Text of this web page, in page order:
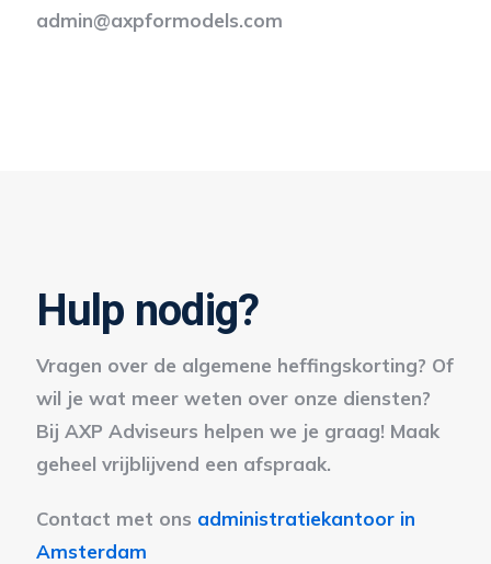
admin@axpformodels.com
Hulp nodig?
Vragen over de algemene heffingskorting? Of
wil je wat meer weten over onze diensten?
Bij AXP Adviseurs helpen we je graag! Maak
geheel vrijblijvend een afspraak.
Contact met ons administratiekantoor in
Amsterdam